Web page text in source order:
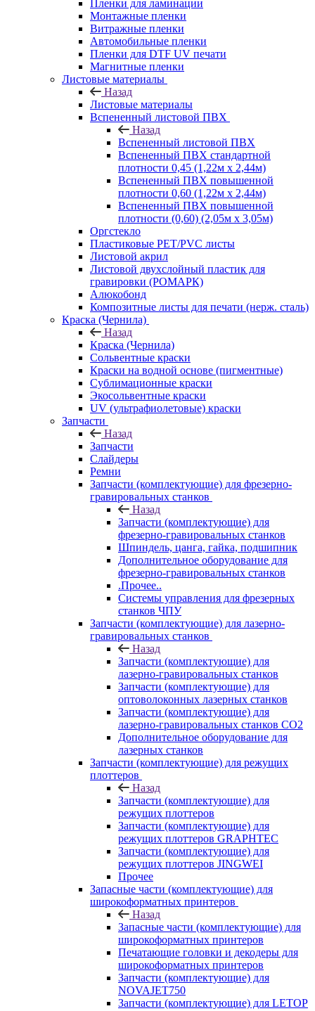
Пленки для ламинации
Монтажные пленки
Витражные пленки
Автомобильные пленки
Пленки для DTF UV печати
Магнитные пленки
Листовые материалы
Назад
Листовые материалы
Вспененный листовой ПВХ
Назад
Вспененный листовой ПВХ
Вспененный ПВХ стандартной
плотности 0,45 (1,22м х 2,44м)
Вспененный ПВХ повышенной
плотности 0,60 (1,22м х 2,44м)
Вспененный ПВХ повышенной
плотности (0,60) (2,05м х 3,05м)
Оргстекло
Пластиковые PET/PVC листы
Листовой акрил
Листовой двухслойный пластик для
гравировки (РОМАРК)
Алюкобонд
Композитные листы для печати (нерж. сталь)
Краска (Чернила)
Назад
Краска (Чернила)
Сольвентные краски
Краски на водной основе (пигментные)
Сублимационные краски
Экосольвентные краски
UV (ультрафиолетовые) краски
Запчасти
Назад
Запчасти
Слайдеры
Ремни
Запчасти (комплектующие) для фрезерно-
гравировальных станков
Назад
Запчасти (комплектующие) для
фрезерно-гравировальных станков
Шпиндель, цанга, гайка, подшипник
Дополнительное оборудование для
фрезерно-гравировальных станков
.Прочее..
Системы управления для фрезерных
станков ЧПУ
Запчасти (комплектующие) для лазерно-
гравировальных станков
Назад
Запчасти (комплектующие) для
лазерно-гравировальных станков
Запчасти (комплектующие) для
оптоволоконных лазерных станков
Запчасти (комплектующие) для
лазерно-гравировальных станков CO2
Дополнительное оборудование для
лазерных станков
Запчасти (комплектующие) для режущих
плоттеров
Назад
Запчасти (комплектующие) для
режущих плоттеров
Запчасти (комплектующие) для
режущих плоттеров GRAPHTEC
Запчасти (комплектующие) для
режущих плоттеров JINGWEI
Прочее
Запасные части (комплектующие) для
широкоформатных принтеров
Назад
Запасные части (комплектующие) для
широкоформатных принтеров
Печатающие головки и декодеры для
широкоформатных принтеров
Запчасти (комплектующие) для
NOVAJET750
Запчасти (комплектующие) для LETOP